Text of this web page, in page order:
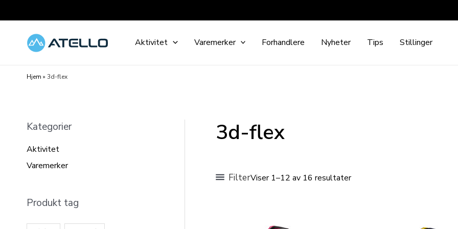
rett
innholdet
Aktivitet Varemerker Forhandlere Nyheter Tips Stillinger
Hjem » 3d-flex
Kategorier
Aktivitet
Varemerker
Produkt tag
3d-flex
FilterViser 1–12 av 16 resultater